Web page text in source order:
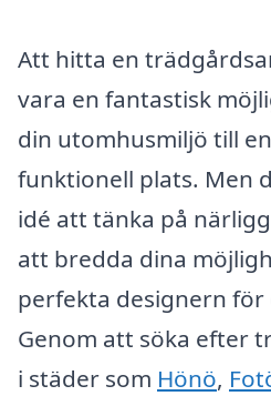
Att hitta en
vara en fantastisk
din utomhusmiljö till
funktionell plats. Men
idé att tänka på
att bredda dina
perfekta designern
Genom att söka efter
i städer som Hönö,